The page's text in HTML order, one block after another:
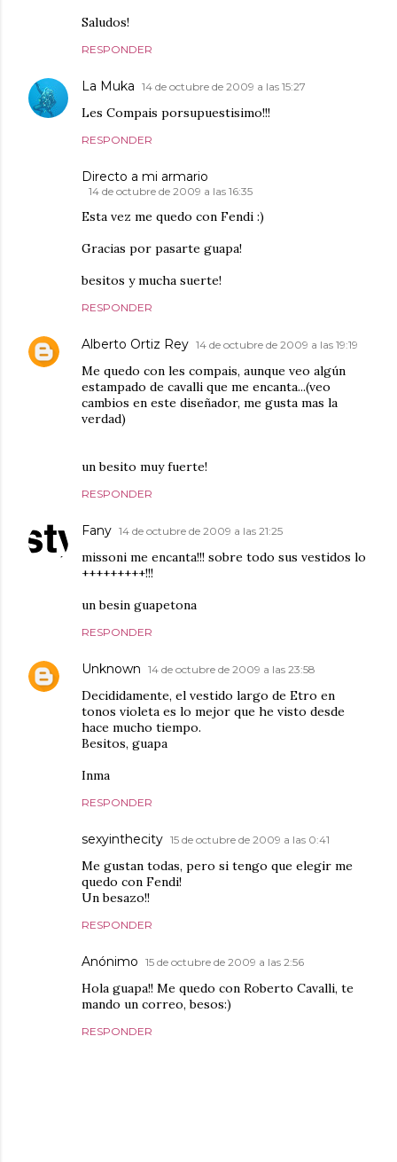
Saludos!
RESPONDER
La Muka 14 de octubre de 2009 a las 15:27
Les Compais porsupuestisimo!!!
RESPONDER
Directo a mi armario
14 de octubre de 2009 a las 16:35
Esta vez me quedo con Fendi :)
Gracias por pasarte guapa!
besitos y mucha suerte!
RESPONDER
Alberto Ortiz Rey 14 de octubre de 2009 a las 19:19
Me quedo con les compais, aunque veo algún
estampado de cavalli que me encanta...(veo
cambios en este diseñador, me gusta mas la
verdad)
un besito muy fuerte!
RESPONDER
Fany 14 de octubre de 2009 a las 21:25
missoni me encanta!!! sobre todo sus vestidos lo
+++++++++!!!
un besin guapetona
RESPONDER
Unknown 14 de octubre de 2009 a las 23:58
Decididamente, el vestido largo de Etro en
tonos violeta es lo mejor que he visto desde
hace mucho tiempo.
Besitos, guapa
Inma
RESPONDER
sexyinthecity 15 de octubre de 2009 a las 0:41
Me gustan todas, pero si tengo que elegir me
quedo con Fendi!
Un besazo!!
RESPONDER
Anónimo 15 de octubre de 2009 a las 2:56
Hola guapa!! Me quedo con Roberto Cavalli, te
mando un correo, besos:)
RESPONDER